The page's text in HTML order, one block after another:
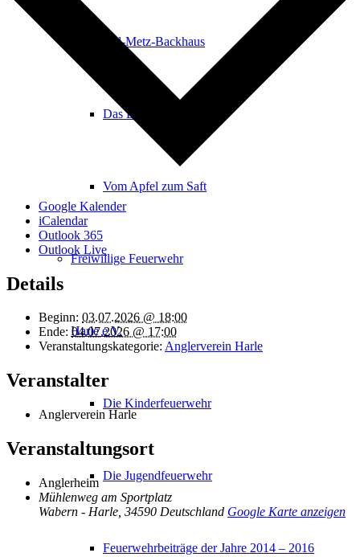
Bill-Metz-Backhaus
Das Dorfcafé
Vom Apfel zum Saft
Freiwillige Feuerwehr
Harle e.V.
Die Kinderfeuerwehr
Die Jugendfeuerwehr
Feuerwehrbeiträge der Jahre 2014 – 2016
Google Kalender
iCalendar
Outlook 365
Outlook Live
Details
Beginn: 03.07.2026 @ 18:00
Ende: 04.07.2026 @ 17:00
Veranstaltungskategorie: Anglerverein Harle
Veranstalter
Anglerverein Harle
Veranstaltungsort
Anglerheim
Mühlenweg am Sportplatz
Wabern - Harle 34590 Deutschland Google Karte anzeigen